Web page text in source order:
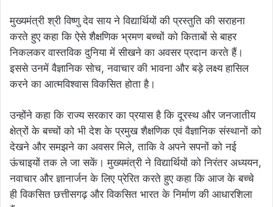
मुख्यमंत्री श्री विष्णु देव साय ने विद्यार्थियों की प्रस्तुति की सराहना
करते हुए कहा कि ऐसे शैक्षणिक भ्रमण बच्चों को किताबों से बाहर
निकलकर वास्तविक दुनिया में सीखने का अवसर प्रदान करते हैं।
इससे उनमें वैज्ञानिक सोच, नवाचार की भावना और बड़े लक्ष्य हासिल
करने का आत्मविश्वास विकसित होता है।
उन्होंने कहा कि राज्य सरकार का प्रयास है कि दूरस्थ और जनजातीय
क्षेत्रों के बच्चों को भी देश के प्रमुख शैक्षणिक एवं वैज्ञानिक संस्थानों को
देखने और समझने का अवसर मिले, ताकि वे अपने सपनों को नई
ऊंचाइयों तक ले जा सकें। मुख्यमंत्री ने विद्यार्थियों को निरंतर अध्ययन,
नवाचार और ज्ञानार्जन के लिए प्रेरित करते हुए कहा कि आज के बच्चे
ही विकसित छत्तीसगढ़ और विकसित भारत के निर्माण की आधारशिला